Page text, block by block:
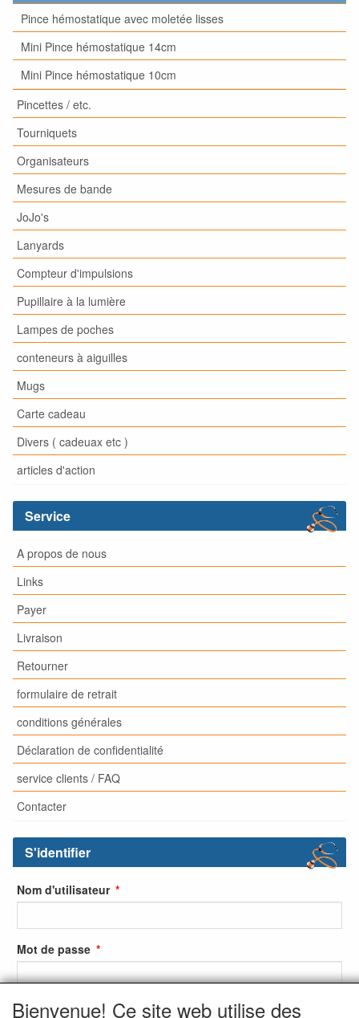
Pince hémostatique avec moletée lisses
Mini Pince hémostatique 14cm
Mini Pince hémostatique 10cm
Pincettes / etc.
Tourniquets
Organisateurs
Mesures de bande
JoJo's
Lanyards
Compteur d'impulsions
Pupillaire à la lumière
Lampes de poches
conteneurs à aiguilles
Mugs
Carte cadeau
Divers ( cadeuax etc )
articles d'action
Service
A propos de nous
Links
Payer
Livraison
Retourner
formulaire de retrait
conditions générales
Déclaration de confidentialité
service clients / FAQ
Contacter
S'identifier
Nom d'utilisateur
Mot de passe
Bienvenue! Ce site web utilise des